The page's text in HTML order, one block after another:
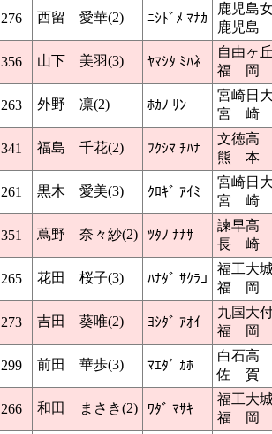
276 西留 愛華(2) ﾆｼﾄﾞﾒ ﾏﾅｶ
鹿児島
鹿児島
356 山下 美羽(3) ﾔﾏｼﾀ ﾐﾊﾈ
自由ヶ
福 岡
263 外野 凛(2) ﾎｶﾉ ﾘﾝ
宮崎日
宮 崎
341 福島 千花(2) ﾌｸｼﾏ ﾁﾊﾅ
文徳高
熊 本
261 黒木 愛美(3) ｸﾛｷﾞ ｱｲﾐ
宮崎日
宮 崎
351 蔦野 奈々紗(2) ﾂﾀﾉ ﾅﾅｻ
諫早高
長 崎
265 花田 桜子(3) ﾊﾅﾀﾞ ｻｸﾗｺ
福工大
福 岡
273 吉田 葵唯(2) ﾖｼﾀﾞ ｱｵｲ
九国大
福 岡
299 前田 華歩(3) ﾏｴﾀﾞ ｶﾎ
白石高
佐 賀
266 和田 まさき(2) ﾜﾀﾞ ﾏｻｷ
福工大
福 岡